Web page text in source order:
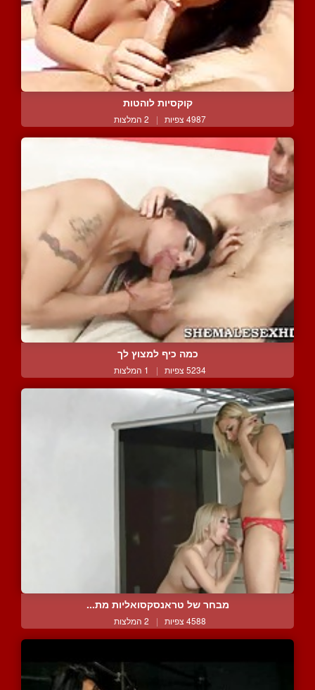
קוקסיות לוהטות
4987 צפיות | 2 המלצות
כמה כיף למצוץ לך
5234 צפיות | 1 המלצות
מבחר של טראנסקסואליות מת...
4588 צפיות | 2 המלצות